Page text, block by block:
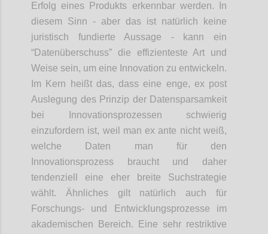
Erfolg eines Produkts erkennbar werden. In
diesem Sinn - aber das ist natürlich keine
juristisch fundierte Aussage - kann ein
“Datenüberschuss” die effizienteste Art und
Weise sein, um eine Innovation zu entwickeln.
Im Kern heißt das, dass eine enge, ex post
Auslegung des Prinzip der Datensparsamkeit
bei Innovationsprozessen schwierig
einzufordern ist, weil man ex ante nicht weiß,
welche Daten man für den
Innovationsprozess braucht und daher
tendenziell eine eher breite Suchstrategie
wählt. Ähnliches gilt natürlich auch für
Forschungs- und Entwicklungsprozesse im
akademischen Bereich. Eine sehr restriktive